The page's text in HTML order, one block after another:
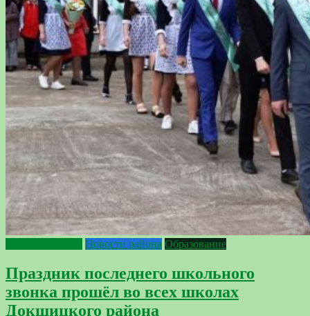
Новости района Образование
Праздник последнего школьного
звонка прошёл во всех школах
Докшицкого района